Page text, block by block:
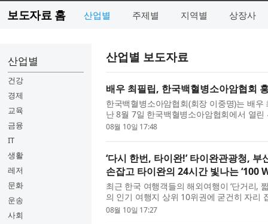
보도자료 홈 산업별 주제별 지역별 상장사
산업별
건강
경제
교육
금융
IT
생활
레저
문화
운송
사회
산업별 보도자료
배우 최필립, 한국백혈병소아암협회
한국백혈병소아암협회(회장 이중명)는 배
난 8월 7일 한국백혈병소아암협회에서 열
가운데 위촉장을 전달하고, 소아암 ...
08월 10일 17:48
‘다시 한번, 타이완!’ 타이완관광청,
손잡고 타이완의 24시간 빛나는 ‘100
최근 한국 여행객들의 해외여행이 ‘단거리,
의 인기 여행지 상위 10위권에 굳건히 자리
오는 추석 연휴 여행 열기를 ...
08월 10일 17:27